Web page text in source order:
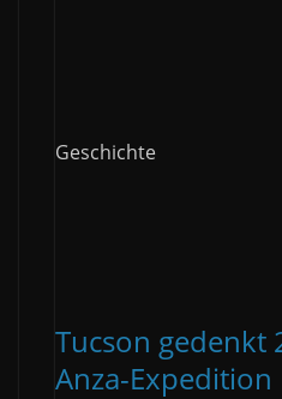
Geschichte
Tucson gedenkt
Anza-Expedition